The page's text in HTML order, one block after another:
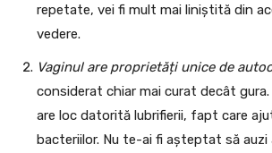
repetate, vei fi mult mai liniștită din
vedere.
Vaginul are proprietăți unice de
considerat chiar mai curat decât
are loc datorită lubrifierii, fapt care
bacteriilor. Nu te-ai fi așteptat să auzi